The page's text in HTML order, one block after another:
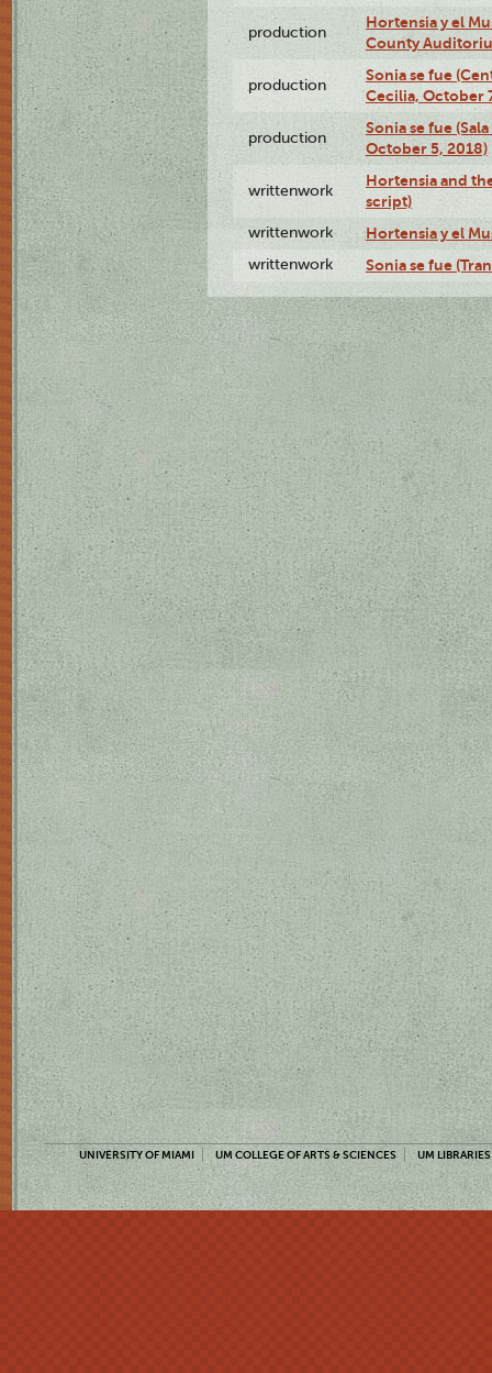
production
Hortensia y el
County
production
Sonia se fue
Cecilia, October
production
Sonia se fue
October 5, 2018)
writtenwork
Hortensia and
script)
writtenwork Hortensia y el
writtenwork Sonia se fue
UNIVERSITY OF MIAMI UM COLLEGE OF ARTS & SCIENCES UM LIBRARIES